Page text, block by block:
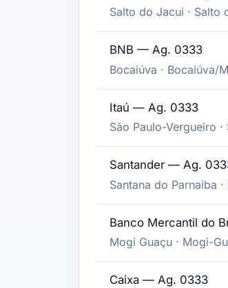
Salto do Jacui · Salto
BNB — Ag. 0333
Bocaiúva · Bocaiúva/
Itaú — Ag. 0333
São Paulo-Vergueiro ·
Santander — Ag.
Santana do Parnaiba
Banco Mercantil do
Mogi Guaçu · Mogi-
Caixa — Ag. 0333